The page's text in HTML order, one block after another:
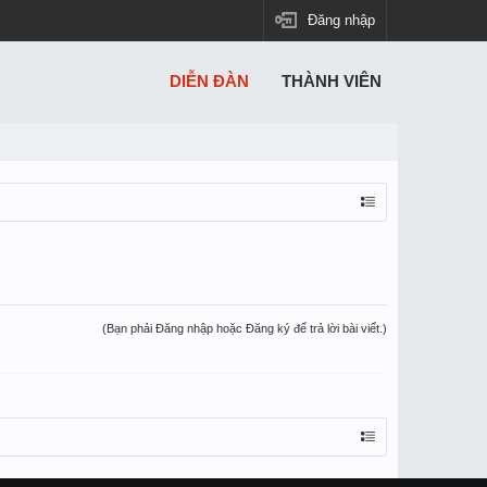
Đăng nhập
(Bạn phải Đăng nhập hoặc Đăng ký để trả lời bài viết.)
DIỄN ĐÀN THÀNH VIÊN